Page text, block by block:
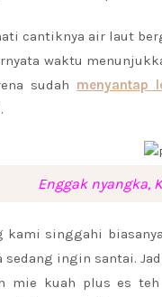
cantiknya air laut
waktu
sudah menyantap
Enggak nyangka,
kami singgahi
sedang ingin santai.
mie kuah plus es teh